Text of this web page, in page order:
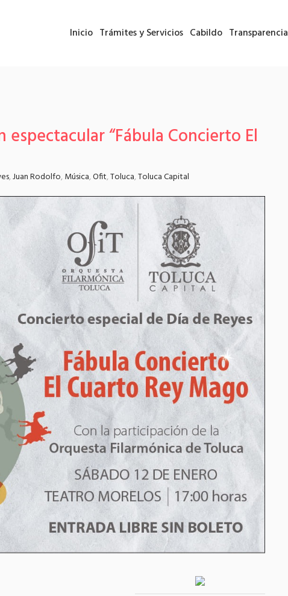
Inicio Trámites y Servicios Cabildo Transparencia
espectacular “Fábula Concierto El
,Juan Rodolfo,Música,Ofit,Toluca,Toluca Capital